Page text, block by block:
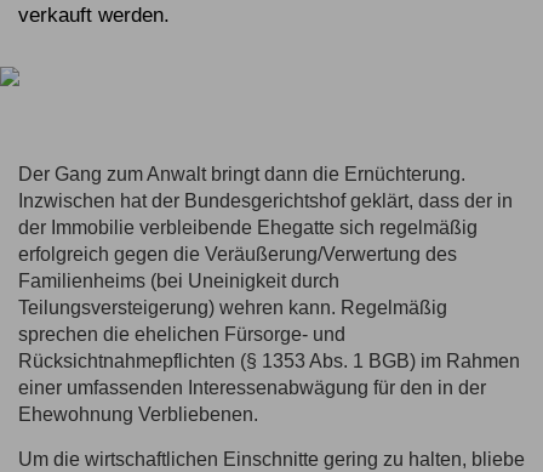
verkauft werden.
Der Gang zum Anwalt bringt dann die Ernüchterung.
Inzwischen hat der Bundesgerichtshof geklärt, dass der in
der Immobilie verbleibende Ehegatte sich regelmäßig
erfolgreich gegen die Veräußerung/Verwertung des
Familienheims (bei Uneinigkeit durch
Teilungsversteigerung) wehren kann. Regelmäßig
sprechen die ehelichen Fürsorge- und
Rücksichtnahmepflichten (§ 1353 Abs. 1 BGB) im Rahmen
einer umfassenden Interessenabwägung für den in der
Ehewohnung Verbliebenen.
Um die wirtschaftlichen Einschnitte gering zu halten, bliebe